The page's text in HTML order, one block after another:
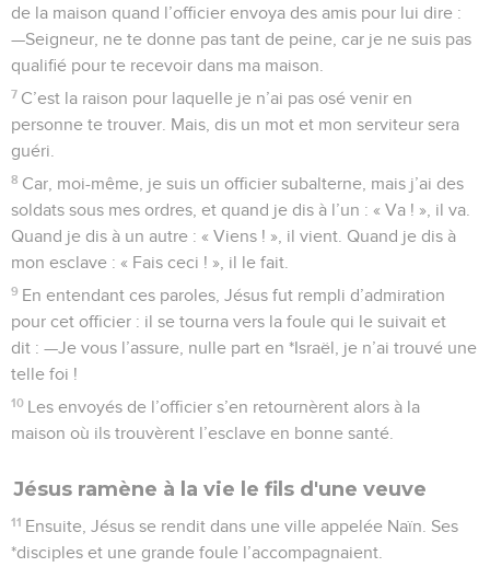
de la maison quand l’officier envoya des amis pour lui dire :
—Seigneur, ne te donne pas tant de peine, car je ne suis pas
qualifié pour te recevoir dans ma maison.
7 C’est la raison pour laquelle je n’ai pas osé venir en
personne te trouver. Mais, dis un mot et mon serviteur sera
guéri.
8 Car, moi-même, je suis un officier subalterne, mais j’ai des
soldats sous mes ordres, et quand je dis à l’un : « Va ! », il va.
Quand je dis à un autre : « Viens ! », il vient. Quand je dis à
mon esclave : « Fais ceci ! », il le fait.
9 En entendant ces paroles, Jésus fut rempli d’admiration
pour cet officier : il se tourna vers la foule qui le suivait et
dit : —Je vous l’assure, nulle part en *Israël, je n’ai trouvé une
telle foi !
10 Les envoyés de l’officier s’en retournèrent alors à la
maison où ils trouvèrent l’esclave en bonne santé.
Jésus ramène à la vie le fils d'une veuve
11 Ensuite, Jésus se rendit dans une ville appelée Naïn. Ses
*disciples et une grande foule l’accompagnaient.